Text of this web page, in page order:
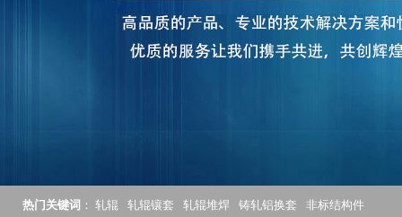
热门关键词 ： 轧辊 轧辊镶套 轧辊堆焊 铸轧铝换套 非标结构件